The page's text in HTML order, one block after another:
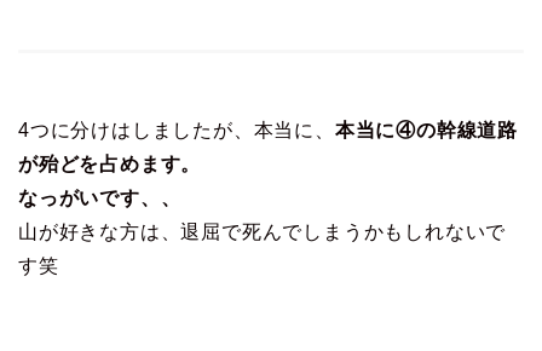
4つに分けはしましたが、本当に、 本当に④の幹線道路
が殆どを占めます。
なっがいです、、
山が好きな方は、退屈で死んでしまうかもしれないで
す笑